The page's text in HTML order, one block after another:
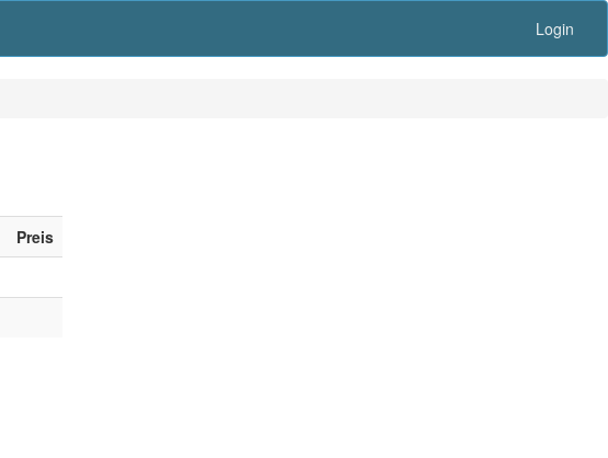
Login
Preis